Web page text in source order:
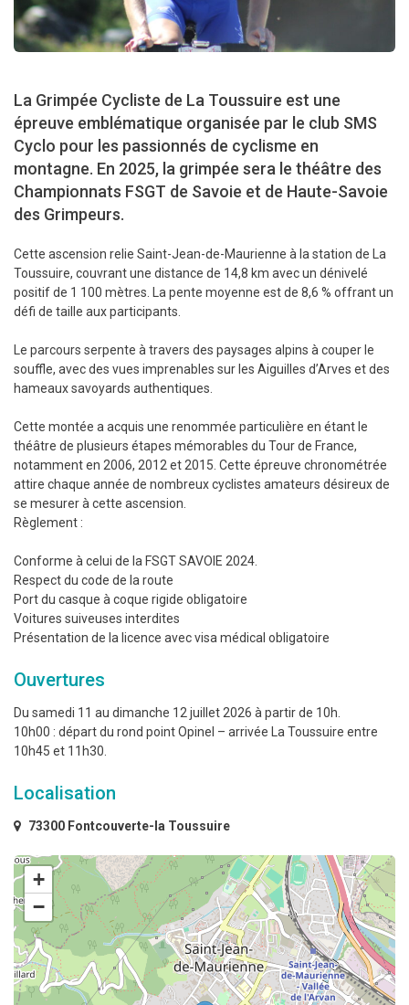
La Grimpée Cycliste de La Toussuire est une
épreuve emblématique organisée par le club SMS
Cyclo pour les passionnés de cyclisme en
montagne. En 2025, la grimpée sera le théâtre des
Championnats FSGT de Savoie et de Haute-Savoie
des Grimpeurs.
Cette ascension relie Saint-Jean-de-Maurienne à la station de La
Toussuire, couvrant une distance de 14,8 km avec un dénivelé
positif de 1 100 mètres. La pente moyenne est de 8,6 % offrant un
défi de taille aux participants.
Le parcours serpente à travers des paysages alpins à couper le
souffle, avec des vues imprenables sur les Aiguilles d’Arves et des
hameaux savoyards authentiques.
Cette montée a acquis une renommée particulière en étant le
théâtre de plusieurs étapes mémorables du Tour de France,
notamment en 2006, 2012 et 2015. Cette épreuve chronométrée
attire chaque année de nombreux cyclistes amateurs désireux de
se mesurer à cette ascension.
Règlement :
Conforme à celui de la FSGT SAVOIE 2024.
Respect du code de la route
Port du casque à coque rigide obligatoire
Voitures suiveuses interdites
Présentation de la licence avec visa médical obligatoire
Ouvertures
Du samedi 11 au dimanche 12 juillet 2026 à partir de 10h.
10h00 : départ du rond point Opinel – arrivée La Toussuire entre
10h45 et 11h30.
Localisation
73300 Fontcouverte-la Toussuire
+
−